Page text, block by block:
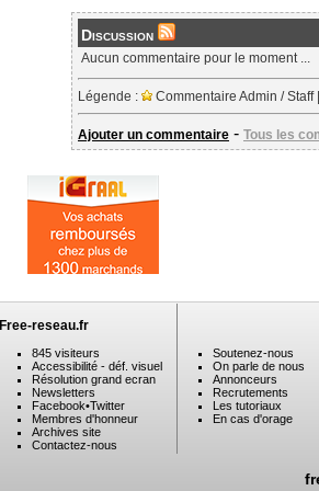
Discussion
Aucun commentaire pour le moment ...
Légende : Commentaire Admin / Staff |
Ajouter un commentaire - Tous les
Free-reseau.fr
845 visiteurs
Accessibilité - déf. visuel
Résolution grand ecran
Newsletters
Facebook•Twitter
Membres d'honneur
Archives site
Contactez-nous
Soutenez-nous
On parle de nous
Annonceurs
Recrutements
Les tutoriaux
En cas d'orage